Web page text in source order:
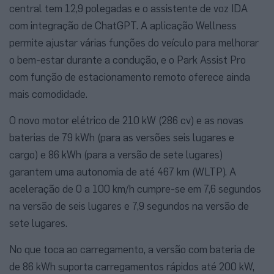
central tem 12,9 polegadas e o assistente de voz IDA
com integração de ChatGPT. A aplicação Wellness
permite ajustar várias funções do veículo para melhorar
o bem-estar durante a condução, e o Park Assist Pro
com função de estacionamento remoto oferece ainda
mais comodidade.
O novo motor elétrico de 210 kW (286 cv) e as novas
baterias de 79 kWh (para as versões seis lugares e
cargo) e 86 kWh (para a versão de sete lugares)
garantem uma autonomia de até 467 km (WLTP). A
aceleração de 0 a 100 km/h cumpre-se em 7,6 segundos
na versão de seis lugares e 7,9 segundos na versão de
sete lugares.
No que toca ao carregamento, a versão com bateria de
de 86 kWh suporta carregamentos rápidos até 200 kW,